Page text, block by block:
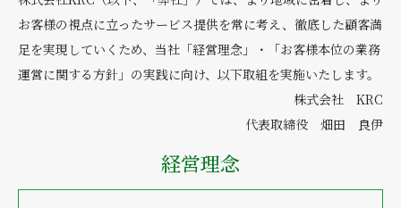
お客様の視点に立ったサービス提供を常に考え、徹底した顧客満
足を実現していくため、当社「経営理念」・「お客様本位の業務
運営に関する方針」の実践に向け、以下取組を実施いたします。
株式会社 KRC
代表取締役 畑田 良伊
経営理念